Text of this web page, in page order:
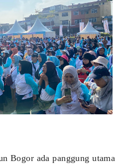
Bogor ada panggung utama